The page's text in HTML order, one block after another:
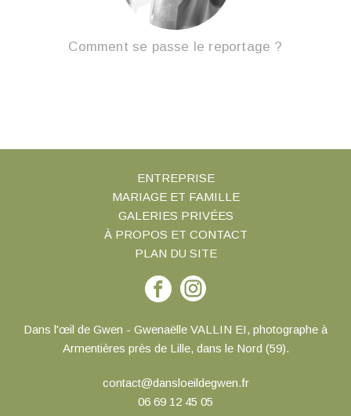
Comment se passe le reportage ?
ENTREPRISE
MARIAGE ET FAMILLE
GALERIES PRIVÉES
À PROPOS ET CONTACT
PLAN DU SITE
Suivez-
Facebook
Dans l'œil de Gwen - Gwenaëlle VALLIN EI, photographe à
Armentières près de Lille, dans le Nord (59).
contact@dansloeildegwen.fr
06 69 12 45 05